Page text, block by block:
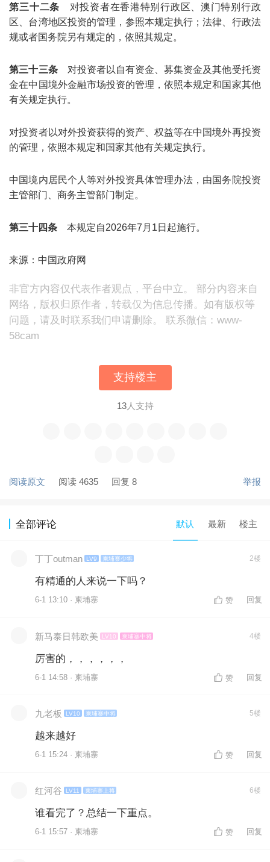
第三十二条 对投资者在香港特别行政区、澳门特别行政
区、台湾地区投资的管理，参照本规定执行；法律、行政法
规或者国务院另有规定的，依照其规定。
第三十三条对投资者以自有资金、募集资金及其他受托资
金在中国境外金融市场投资的管理，依照本规定和国家其他
有关规定执行。
对投资者以对外投资获得的资产、权益等在中国境外再投资
的管理，依照本规定和国家其他有关规定执行。
中国境内居民个人等对外投资具体管理办法，由国务院投资
主管部门、商务主管部门制定。
第三十四条 本规定自2026年7月1日起施行。
来源：中国政府网
非官方内容仅代表作者观点，平台中立。 部分内容来自
网络，版权归原作者，转载仅为信息传播。如有版权等
问题，请及时联系我们申请删除。 联系微信：www-
58cam
支持楼主
13人支持
阅读原文 阅读 4635 回复 8 举报
全部评论 默认 最新 楼主
丁丁outman LV9 柬埔寨少将 2楼
有精通的人来说一下吗？
6-1 13:10 · 柬埔寨 赞 回复
新马泰日韩欧美 LV10 柬埔寨中将 4楼
厉害的，，，，，，
6-1 14:58 · 柬埔寨 赞 回复
九老板 LV10 柬埔寨中将 5楼
越来越好
6-1 15:24 · 柬埔寨 赞 回复
红河谷 LV11 柬埔寨上将 6楼
谁看完了？总结一下重点。
6-1 15:57 · 柬埔寨 赞 回复